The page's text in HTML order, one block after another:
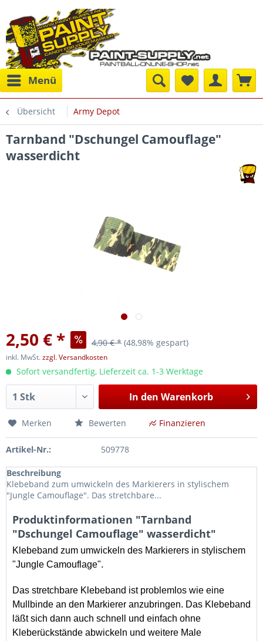
Menü
Übersicht Army Depot
Tarnband "Dschungel Camouflage"
wasserdicht
2,50 € * 4,90 € * (48,98% gespart)
inkl. MwSt.zzgl. Versandkosten
Sofort versandfertig, Lieferzeit ca. 1-3 Werktage
In den Warenkorb
Merken Bewerten Finanzieren
Artikel-Nr.: 509778
Beschreibung
Klebeband zum umwickeln des Markierers in stylischem
"Jungle Camouflage". Das stretchbare...
Produktinformationen "Tarnband
"Dschungel Camouflage" wasserdicht"
Klebeband zum umwickeln des Markierers in stylischem
"Jungle Camouflage".
Das stretchbare Klebeband ist problemlos wie eine
Mullbinde an den Markierer anzubringen. Das Klebeband
läßt sich dann auch schnell und einfach ohne
Kleberückstände abwickeln und weitere Male